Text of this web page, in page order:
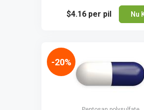
$4.16 per pil Nu
-20%